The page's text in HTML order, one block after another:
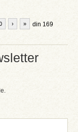
din 169
› »